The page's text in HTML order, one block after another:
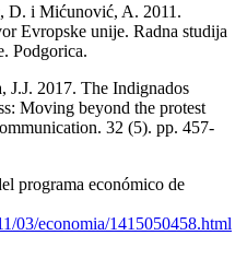
i Mićunović, A. 2011.
Evropske unije. Radna studija
Podgorica.
2017. The Indignados
Moving beyond the protest
32 (5). pp. 457-
programa económico de
03/economia/1415050458.html